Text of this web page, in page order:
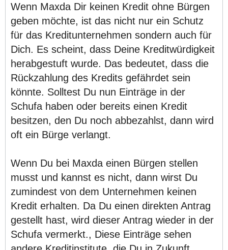
Wenn Maxda Dir keinen Kredit ohne Bürgen
geben möchte, ist das nicht nur ein Schutz
für das Kreditunternehmen sondern auch für
Dich. Es scheint, dass Deine Kreditwürdigkeit
herabgestuft wurde. Das bedeutet, dass die
Rückzahlung des Kredits gefährdet sein
könnte. Solltest Du nun Einträge in der
Schufa haben oder bereits einen Kredit
besitzen, den Du noch abbezahlst, dann wird
oft ein Bürge verlangt.
Wenn Du bei Maxda einen Bürgen stellen
musst und kannst es nicht, dann wirst Du
zumindest von dem Unternehmen keinen
Kredit erhalten. Da Du einen direkten Antrag
gestellt hast, wird dieser Antrag wieder in der
Schufa vermerkt., Diese Einträge sehen